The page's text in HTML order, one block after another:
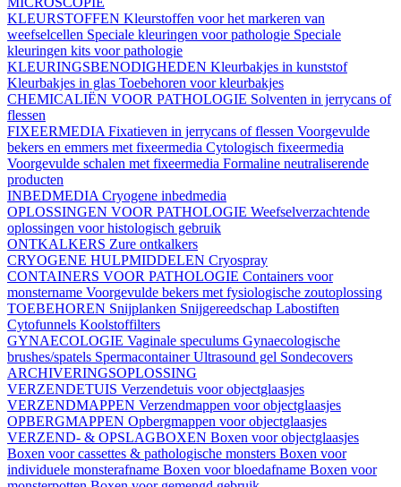
KLEURSTOFFEN Kleurstoffen voor het markeren van
weefselcellen Speciale kleuringen voor pathologie Speciale
kleuringen kits voor pathologie
KLEURINGSBENODIGHEDEN Kleurbakjes in kunststof
Kleurbakjes in glas Toebehoren voor kleurbakjes
CHEMICALIËN VOOR PATHOLOGIE Solventen in jerrycans of
flessen
FIXEERMEDIA Fixatieven in jerrycans of flessen Voorgevulde
bekers en emmers met fixeermedia Cytologisch fixeermedia
Voorgevulde schalen met fixeermedia Formaline neutraliserende
producten
INBEDMEDIA Cryogene inbedmedia
OPLOSSINGEN VOOR PATHOLOGIE Weefselverzachtende
oplossingen voor histologisch gebruik
ONTKALKERS Zure ontkalkers
CRYOGENE HULPMIDDELEN Cryospray
CONTAINERS VOOR PATHOLOGIE Containers voor
monstername Voorgevulde bekers met fysiologische zoutoplossing
TOEBEHOREN Snijplanken Snijgereedschap Labostiften
Cytofunnels Koolstoffilters
GYNAECOLOGIE Vaginale speculums Gynaecologische
brushes/spatels SpermacontainerUltrasound gel Sondecovers
ARCHIVERINGSOPLOSSING
VERZENDETUIS Verzendetuis voor objectglaasjes
VERZENDMAPPEN Verzendmappen voor objectglaasjes
OPBERGMAPPEN Opbergmappen voor objectglaasjes
VERZEND- & OPSLAGBOXEN Boxen voor objectglaasjes
Boxen voor cassettes & pathologische monsters Boxen voor
individuele monsterafname Boxen voor bloedafname Boxen voor